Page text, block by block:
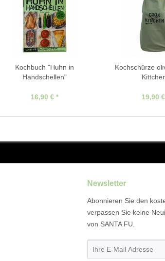
Kochbuch "Huhn in
Handschellen"
16,90 € *
Kochschürze
19,90
Newsletter
Abonnieren Sie den
verpassen Sie keine
von SANTA FU.